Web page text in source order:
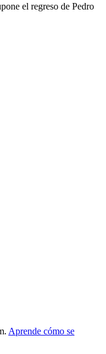
el regreso de Pedro
Aprende cómo se